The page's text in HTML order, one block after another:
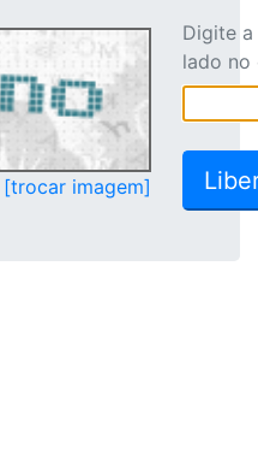
[trocar imagem]
Digite
lado no